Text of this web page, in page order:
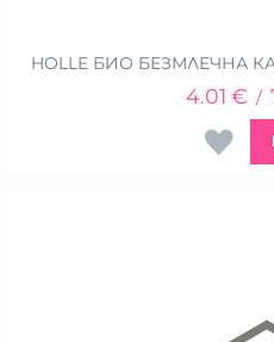
HOLLE БИО БЕЗМЛЕЧНА
4.01 € /